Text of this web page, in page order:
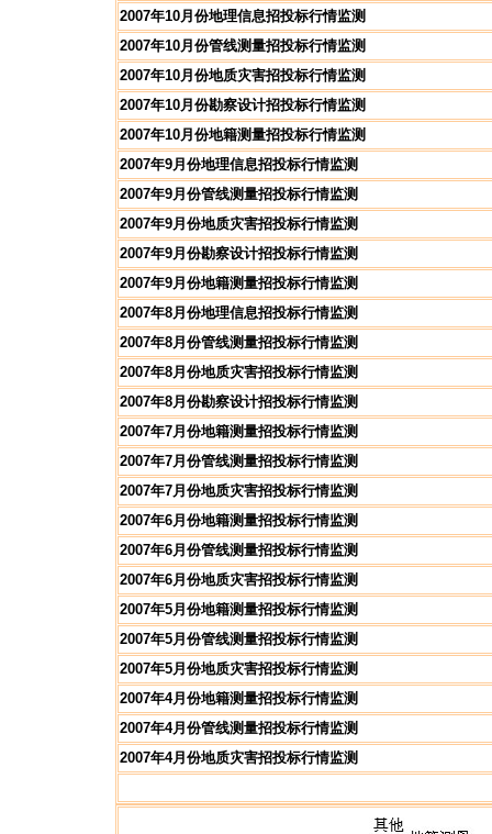
2007年10月份地理信息招投标行情监测
2007年10月份管线测量招投标行情监测
2007年10月份地质灾害招投标行情监测
2007年10月份勘察设计招投标行情监测
2007年10月份地籍测量招投标行情监测
2007年9月份地理信息招投标行情监测
2007年9月份管线测量招投标行情监测
2007年9月份地质灾害招投标行情监测
2007年9月份勘察设计招投标行情监测
2007年9月份地籍测量招投标行情监测
2007年8月份地理信息招投标行情监测
2007年8月份管线测量招投标行情监测
2007年8月份地质灾害招投标行情监测
2007年8月份勘察设计招投标行情监测
2007年7月份地籍测量招投标行情监测
2007年7月份管线测量招投标行情监测
2007年7月份地质灾害招投标行情监测
2007年6月份地籍测量招投标行情监测
2007年6月份管线测量招投标行情监测
2007年6月份地质灾害招投标行情监测
2007年5月份地籍测量招投标行情监测
2007年5月份管线测量招投标行情监测
2007年5月份地质灾害招投标行情监测
2007年4月份地籍测量招投标行情监测
2007年4月份管线测量招投标行情监测
2007年4月份地质灾害招投标行情监测